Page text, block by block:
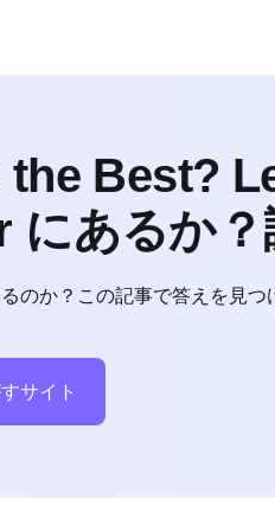
Best?
あるか？
のか？この記事で答えを見つ
サイト